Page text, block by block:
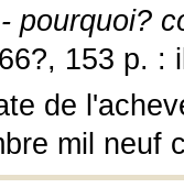
pourquoi?
153 p. :
de
mil neuf